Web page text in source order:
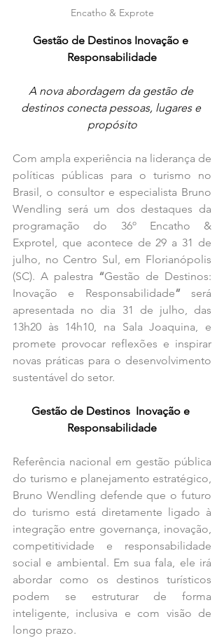
Encatho & Exprote
Gestão de Destinos Inovação e
Responsabilidade
A nova abordagem da gestão de
destinos conecta pessoas, lugares e
propósito
Com ampla experiência na liderança de
políticas públicas para o turismo no
Brasil, o consultor e especialista Bruno
Wendling será um dos destaques da
programação do 36º Encatho &
Exprotel, que acontece de 29 a 31 de
julho, no Centro Sul, em Florianópolis
(SC). A palestra “Gestão de Destinos:
Inovação e Responsabilidade” será
apresentada no dia 31 de julho, das
13h20 às 14h10, na Sala Joaquina, e
promete provocar reflexões e inspirar
novas práticas para o desenvolvimento
sustentável do setor.
Gestão de Destinos  Inovação e
Responsabilidade
Referência nacional em gestão pública
do turismo e planejamento estratégico,
Bruno Wendling defende que o futuro
do turismo está diretamente ligado à
integração entre governança, inovação,
competitividade e responsabilidade
social e ambiental. Em sua fala, ele irá
abordar como os destinos turísticos
podem se estruturar de forma
inteligente, inclusiva e com visão de
longo prazo.